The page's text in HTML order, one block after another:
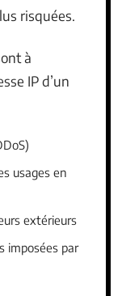
risquées.
à
IP d’un
usages en
extérieurs
imposées par